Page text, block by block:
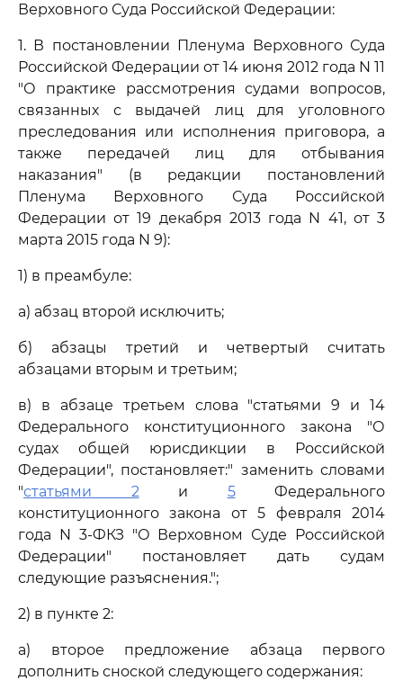
Верховного Суда Российской Федерации:
1. В постановлении Пленума Верховного Суда
Российской Федерации от 14 июня 2012 года N 11
"О практике рассмотрения судами вопросов,
связанных с выдачей лиц для уголовного
преследования или исполнения приговора, а
также передачей лиц для отбывания
наказания" (в редакции постановлений
Пленума Верховного Суда Российской
Федерации от 19 декабря 2013 года N 41, от 3
марта 2015 года N 9):
1) в преамбуле:
а) абзац второй исключить;
б) абзацы третий и четвертый считать
абзацами вторым и третьим;
в) в абзаце третьем слова "статьями 9 и 14
Федерального конституционного закона "О
судах общей юрисдикции в Российской
Федерации", постановляет:" заменить словами
"статьями 2и 5Федерального
конституционного закона от 5 февраля 2014
года N 3-ФКЗ "О Верховном Суде Российской
Федерации" постановляет дать судам
следующие разъяснения.";
2) в пункте 2:
а) второе предложение абзаца первого
дополнить сноской следующего содержания: